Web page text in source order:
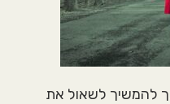
להמשיך לשאול את